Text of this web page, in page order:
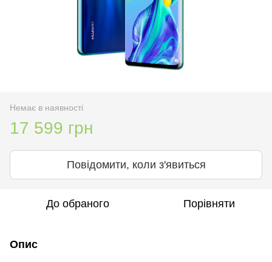
Немає в наявності
17 599 грн
Повідомити, коли з'явиться
До обраного Порівняти
Опис